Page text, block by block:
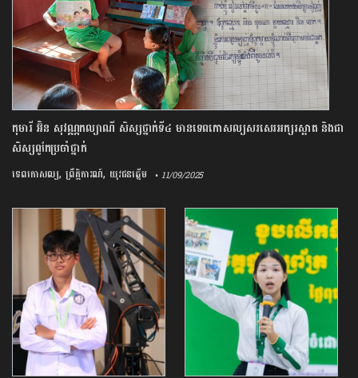
កុមារី អ៊ិន សុវណ្ណកល្យាណី សិស្សថ្នាក់ទី៤ មានទេពកោសល្យសរសេរអក្សរស្អាត និងជា
សិស្សពូកែប្រចាំថ្នាក់
ទេពកោសល្យ, ព្រឹត្តិការណ៍, យុវជនឆ្នើម • 11/09/2025